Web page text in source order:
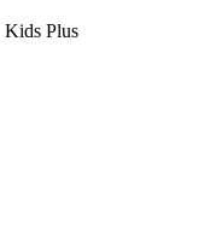
Plus